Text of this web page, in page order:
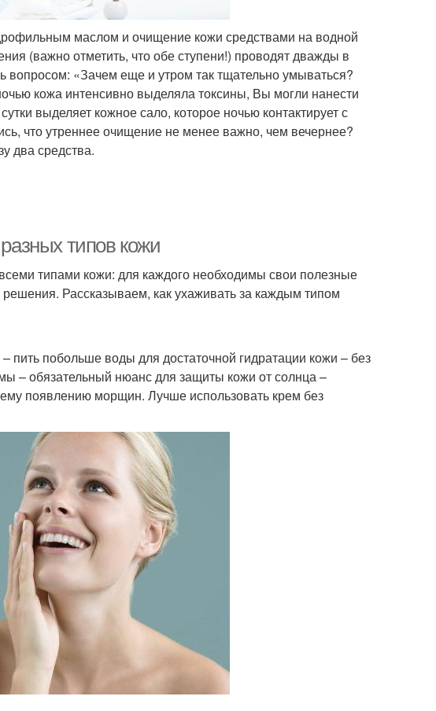
маслом и очищение кожи средствами на водной
(важно отметить, что обе ступени!) проводят дважды в
вопросом: «Зачем еще и утром так тщательно умываться?
кожа интенсивно выделяла токсины, Вы могли нанести
выделяет кожное сало, которое ночью контактирует с
что утреннее очищение не менее важно, чем вечернее?
два средства.
типов кожи
типами кожи: для каждого необходимы свои полезные
Рассказываем, как ухаживать за каждым типом
побольше воды для достаточной гидратации кожи – без
– обязательный нюанс для защиты кожи от солнца –
появлению морщин. Лучше использовать крем без